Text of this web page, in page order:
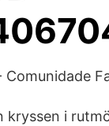
kryssen i